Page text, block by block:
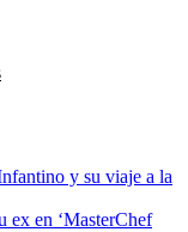
y su viaje a la
ex en ‘MasterChef